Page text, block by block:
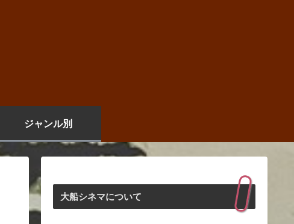
ジャンル別
大船シネマについて